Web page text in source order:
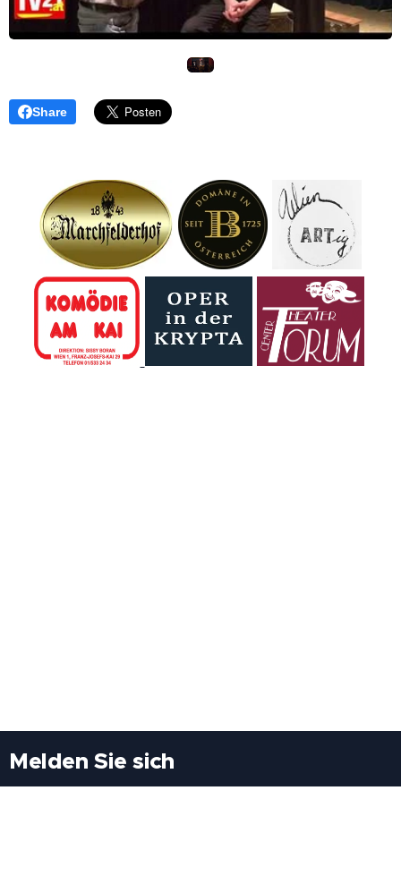
Share
Melden Sie sich